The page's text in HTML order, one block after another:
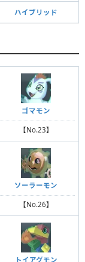
ハイブリッド
ゴマモン
【No.23】
ソーラーモン
【No.26】
トイアグモン